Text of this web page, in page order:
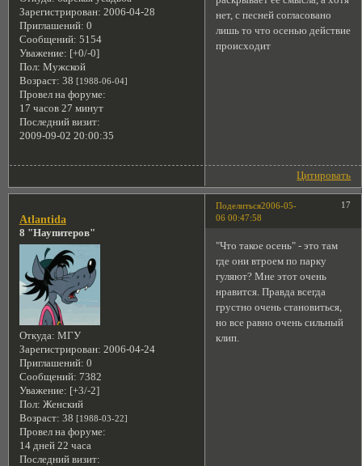
Зарегистрирован: 2006-04-28
Приглашений: 0
Сообщений: 5154
Уважение: [+0/-0]
Пол: Мужской
Возраст: 38 [1988-06-04]
Провел на форуме:
17 часов 27 минут
Последний визит:
2009-09-02 20:00:35
нет, с песней согласовано
лишь то что осенью действие
происходит
Цитировать
Поделиться 17
2006-05-
06 00:47:58
Atlantida
8 "Наупитеров"
Откуда: МГУ
Зарегистрирован: 2006-04-24
Приглашений: 0
Сообщений: 7382
Уважение: [+3/-2]
Пол: Женский
Возраст: 38 [1988-03-22]
Провел на форуме:
14 дней 22 часа
Последний визит:
"Что такое осень" - это там
где они втроем по парку
гуляют? Мне этот очень
нравится. Правда всегда
грустно очень становиться,
но все равно очень сильный
клип.